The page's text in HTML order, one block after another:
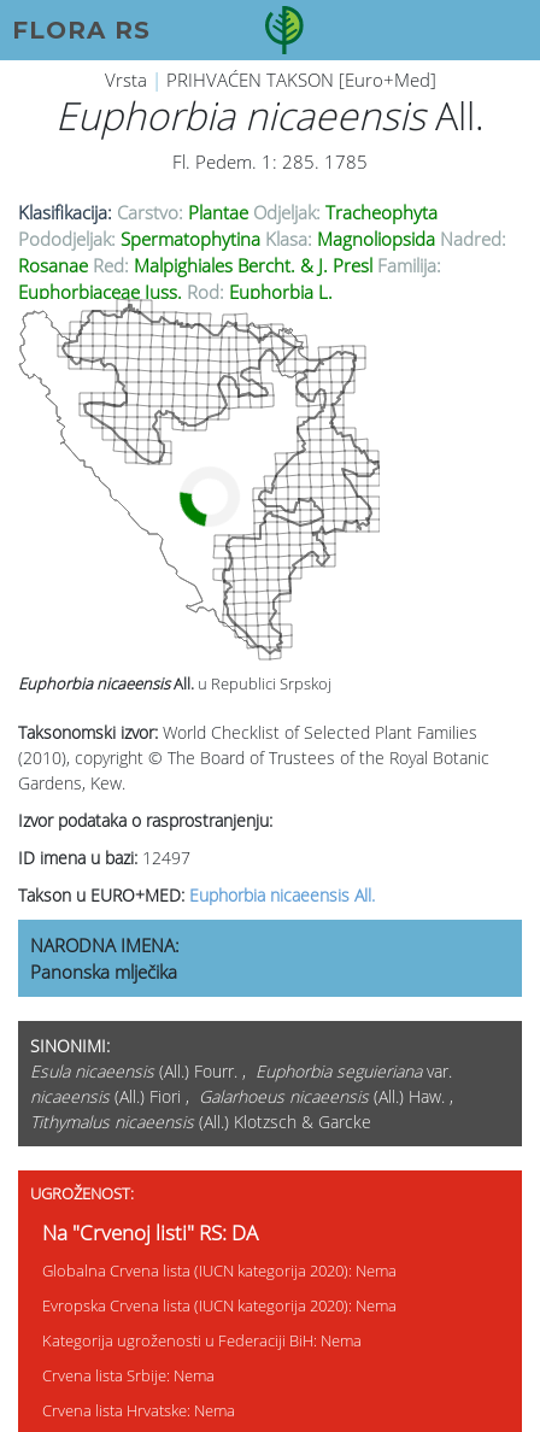
FLORA RS
Vrsta | PRIHVAĆEN TAKSON [Euro+Med]
Euphorbia nicaeensisAll.
Fl. Pedem. 1: 285. 1785
Klasifikacija: Carstvo: Plantae Odjeljak: Tracheophyta
Pododjeljak: Spermatophytina Klasa: Magnoliopsida Nadred:
Rosanae Red: Malpighiales Bercht. & J. Presl Familija:
Euphorbiaceae Juss. Rod: Euphorbia L.
Taksonomski izvor: World Checklist of Selected Plant Families
(2010), copyright © The Board of Trustees of the Royal Botanic
Gardens, Kew.
Izvor podataka o rasprostranjenju:
ID imena u bazi: 12497
Takson u EURO+MED: Euphorbia nicaeensis All.
Euphorbia nicaeensisAll. u Republici Srpskoj
NARODNA IMENA:
Panonska mlječika
SINONIMI:
Esula nicaeensis (All.) Fourr. , Euphorbia seguierianavar.
nicaeensis (All.) Fiori , Galarhoeus nicaeensis (All.) Haw. ,
Tithymalus nicaeensis (All.) Klotzsch & Garcke
UGROŽENOST:
Na "Crvenoj listi" RS: DA
Globalna Crvena lista (IUCN kategorija 2020): Nema
Evropska Crvena lista (IUCN kategorija 2020): Nema
Kategorija ugroženosti u Federaciji BiH: Nema
Crvena lista Srbije: Nema
Crvena lista Hrvatske: Nema